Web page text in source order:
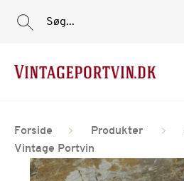
Søg...
Forside Produkter
Vintage Portvin